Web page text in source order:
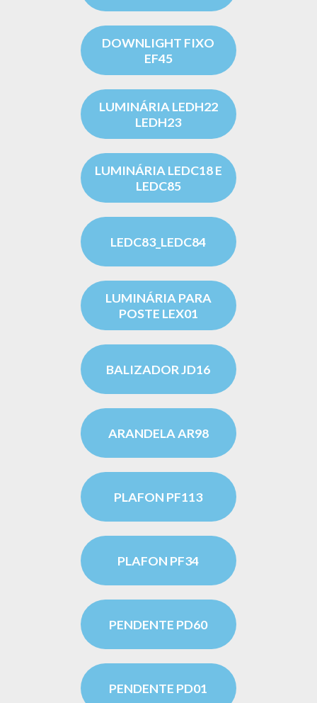
DOWNLIGHT FIXO
EF45
LUMINÁRIA LEDH22
LEDH23
LUMINÁRIA LEDC18 E
LEDC85
LEDC83_LEDC84
LUMINÁRIA PARA
POSTE LEX01
BALIZADOR JD16
ARANDELA AR98
PLAFON PF113
PLAFON PF34
PENDENTE PD60
PENDENTE PD01